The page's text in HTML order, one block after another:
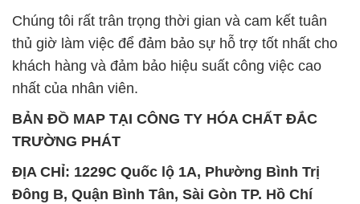
Chúng tôi rất trân trọng thời gian và cam kết tuân
thủ giờ làm việc để đảm bảo sự hỗ trợ tốt nhất cho
khách hàng và đảm bảo hiệu suất công việc cao
nhất của nhân viên.
BẢN ĐỒ MAP TẠI CÔNG TY HÓA CHẤT ĐẮC
TRƯỜNG PHÁT
ĐỊA CHỈ: 1229C Quốc lộ 1A, Phường Bình Trị
Đông B, Quận Bình Tân, Sài Gòn TP. Hồ Chí